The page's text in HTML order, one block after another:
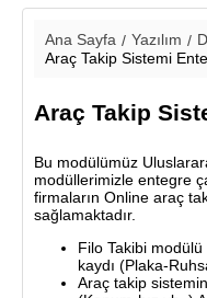
Ana Sayfa Yazılım
Araç Takip Sistemi
Araç Takip
Bu modülümüz
modüllerimizle entegre
firmaların Online araç
sağlamaktadır.
Filo Takibi
kaydı (Plaka-
Araç takip